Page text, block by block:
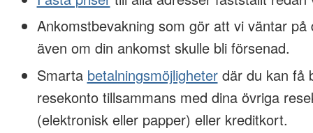
Ankomstbevakning som gör att vi väntar på
även om din ankomst skulle bli försenad.
Smarta betalningsmöjligheterdär du kan få
resekonto tillsammans med dina övriga
(elektronisk eller papper) eller kreditkort.